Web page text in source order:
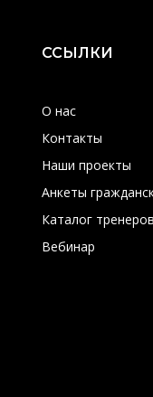
ССЫЛКИ
О нас
Контакты
Наши проекты
Анкеты
Каталог тренеров
Вебинар